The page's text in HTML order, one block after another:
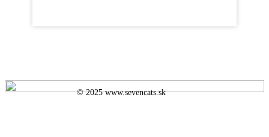
© 2025 www.sevencats.sk